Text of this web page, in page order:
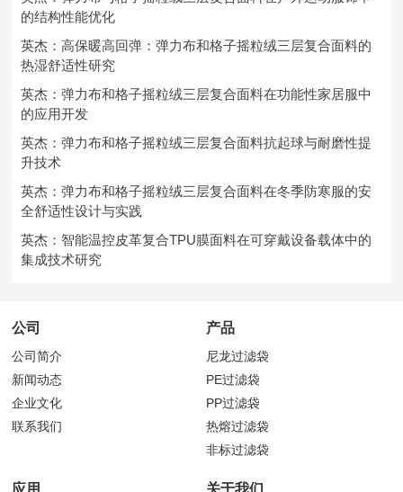
的结构性能优化
英杰：高保暖高回弹：弹力布和格子摇粒绒三层复合面料的
热湿舒适性研究
英杰：弹力布和格子摇粒绒三层复合面料在功能性家居服中
的应用开发
英杰：弹力布和格子摇粒绒三层复合面料抗起球与耐磨性提
升技术
英杰：弹力布和格子摇粒绒三层复合面料在冬季防寒服的安
全舒适性设计与实践
英杰：智能温控皮革复合TPU膜面料在可穿戴设备载体中的
集成技术研究
公司
公司简介
新闻动态
企业文化
联系我们
产品
尼龙过滤袋
PE过滤袋
PP过滤袋
热熔过滤袋
非标过滤袋
应用 关于我们